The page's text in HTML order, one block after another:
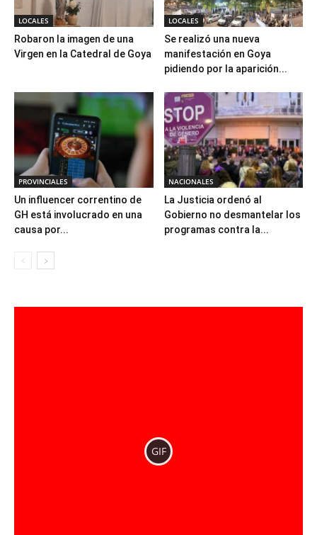
LOCALES
Robaron la imagen de una
Virgen en la Catedral de Goya
LOCALES
Se realizó una nueva
manifestación en Goya
pidiendo por la aparición...
PROVINCIALES
Un influencer correntino de
GH está involucrado en una
causa por...
NACIONALES
La Justicia ordenó al
Gobierno no desmantelar los
programas contra la...
GIF